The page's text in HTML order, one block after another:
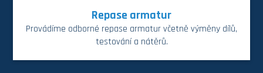
Repase armatur
Provádíme odborné repase armatur včetně výměny dílů,
testování a nátěrů.